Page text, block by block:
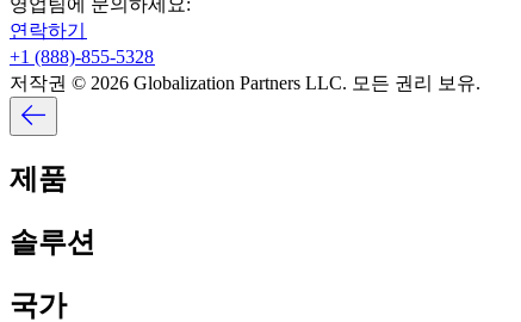
영업팀에 문의하세요:​​
연락하기​​
+1 (888)-855-5328​​
저작권 © 2026 Globalization Partners LLC. 모든 권리 보유.​​
제품​​
솔루션​​
국가​​